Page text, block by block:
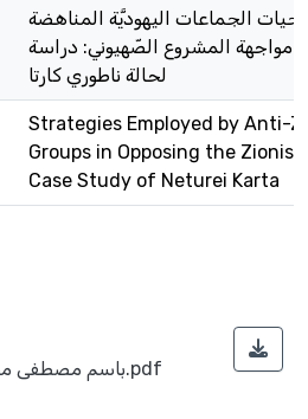
الجماعات اليهوديَّة المناهضة
مواجهة المشروع الصّهيوني: دراسة
لحالة ناطوري كارتا
Strategies Employed by Anti-
Groups in Opposing the
Case Study of Neturei Karta
باسم مصطفى محمد غيث.pdf